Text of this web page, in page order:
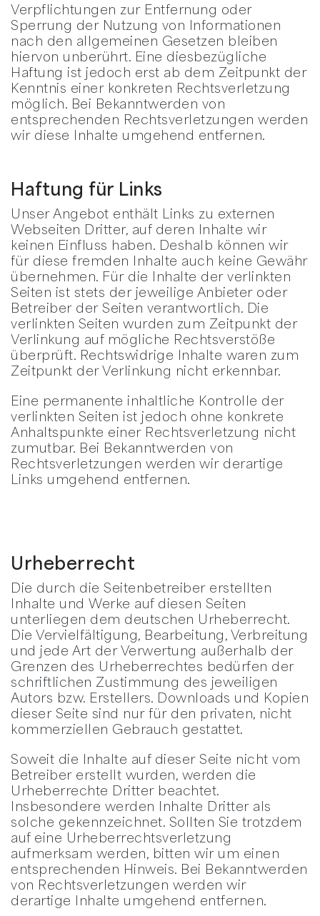
Verpflichtungen zur Entfernung oder
Sperrung der Nutzung von Informationen
nach den allgemeinen Gesetzen bleiben
hiervon unberührt. Eine diesbezügliche
Haftung ist jedoch erst ab dem Zeitpunkt der
Kenntnis einer konkreten Rechtsverletzung
möglich. Bei Bekanntwerden von
entsprechenden Rechtsverletzungen werden
wir diese Inhalte umgehend entfernen.
Haftung für Links
Unser Angebot enthält Links zu externen
Webseiten Dritter, auf deren Inhalte wir
keinen Einfluss haben. Deshalb können wir
für diese fremden Inhalte auch keine Gewähr
übernehmen. Für die Inhalte der verlinkten
Seiten ist stets der jeweilige Anbieter oder
Betreiber der Seiten verantwortlich. Die
verlinkten Seiten wurden zum Zeitpunkt der
Verlinkung auf mögliche Rechtsverstöße
überprüft. Rechtswidrige Inhalte waren zum
Zeitpunkt der Verlinkung nicht erkennbar.
Eine permanente inhaltliche Kontrolle der
verlinkten Seiten ist jedoch ohne konkrete
Anhaltspunkte einer Rechtsverletzung nicht
zumutbar. Bei Bekanntwerden von
Rechtsverletzungen werden wir derartige
Links umgehend entfernen.
Urheberrecht
Die durch die Seitenbetreiber erstellten
Inhalte und Werke auf diesen Seiten
unterliegen dem deutschen Urheberrecht.
Die Vervielfältigung, Bearbeitung, Verbreitung
und jede Art der Verwertung außerhalb der
Grenzen des Urheberrechtes bedürfen der
schriftlichen Zustimmung des jeweiligen
Autors bzw. Erstellers. Downloads und Kopien
dieser Seite sind nur für den privaten, nicht
kommerziellen Gebrauch gestattet.
Soweit die Inhalte auf dieser Seite nicht vom
Betreiber erstellt wurden, werden die
Urheberrechte Dritter beachtet.
Insbesondere werden Inhalte Dritter als
solche gekennzeichnet. Sollten Sie trotzdem
auf eine Urheberrechtsverletzung
aufmerksam werden, bitten wir um einen
entsprechenden Hinweis. Bei Bekanntwerden
von Rechtsverletzungen werden wir
derartige Inhalte umgehend entfernen.